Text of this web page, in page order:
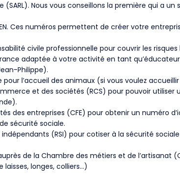
(SARL). Nous vous conseillons la première qui a
Ces numéros permettent de créer votre
civile professionnelle pour couvrir les
adaptée à votre activité en tant
Philippe).
l’accueil des animaux (si vous voulez
et des sociétés (RCS) pour pouvoir
des entreprises (CFE) pour obtenir un numéro
sécurité sociale.
indépendants (RSI) pour cotiser à la sécurité
de la Chambre des métiers et de l’artisanat
longes, colliers…)